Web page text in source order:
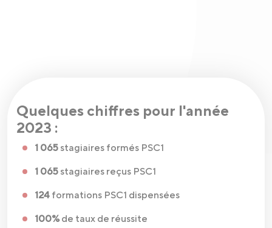
Quelques chiffres pour l'année
2023 :
1 065 stagiaires formés PSC1
1 065 stagiaires reçus PSC1
124 formations PSC1 dispensées
100%de taux de réussite